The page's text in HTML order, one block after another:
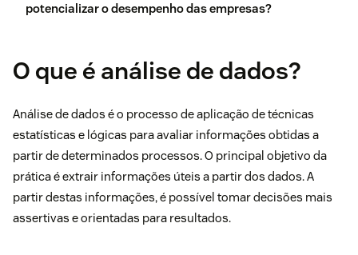
potencializar o desempenho das empresas?
O que é análise de dados?
Análise de dados é o processo de aplicação de técnicas
estatísticas e lógicas para avaliar informações obtidas a
partir de determinados processos. O principal objetivo da
prática é extrair informações úteis a partir dos dados. A
partir destas informações, é possível tomar decisões mais
assertivas e orientadas para resultados.